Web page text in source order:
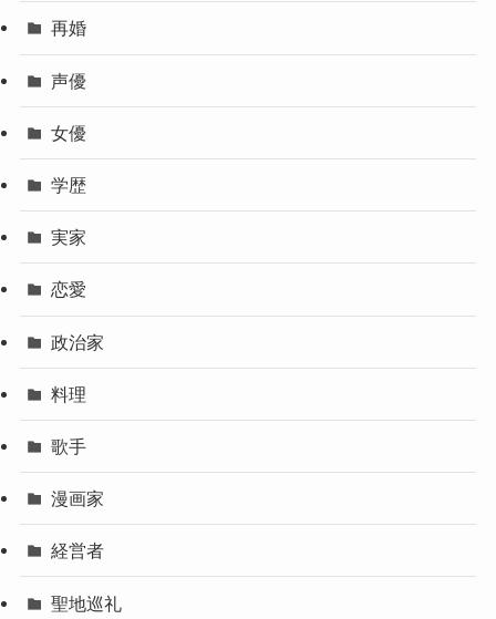
再婚
声優
女優
学歴
実家
恋愛
政治家
料理
歌手
漫画家
経営者
聖地巡礼